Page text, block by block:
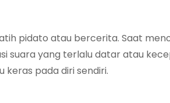
pidato atau bercerita. Saat
suara yang terlalu datar atau
keras pada diri sendiri.